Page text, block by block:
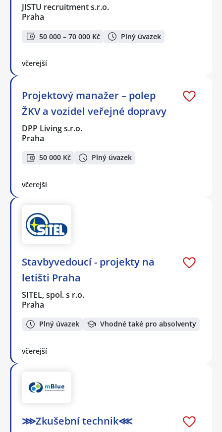
JISTU recruitment s.r.o.
Praha
50 000 – 70 000 Kč Plný úvazek
včerejší
Projektový manažer – polep
ŽKV a vozidel veřejné dopravy
DPP Living s.r.o.
Praha
50 000 Kč Plný úvazek
včerejší
Stavbyvedoucí - projekty na
letišti Praha
SITEL, spol. s r.o.
Praha
Plný úvazek Vhodné také pro absolventy
včerejší
⋙Zkušební technik⋘